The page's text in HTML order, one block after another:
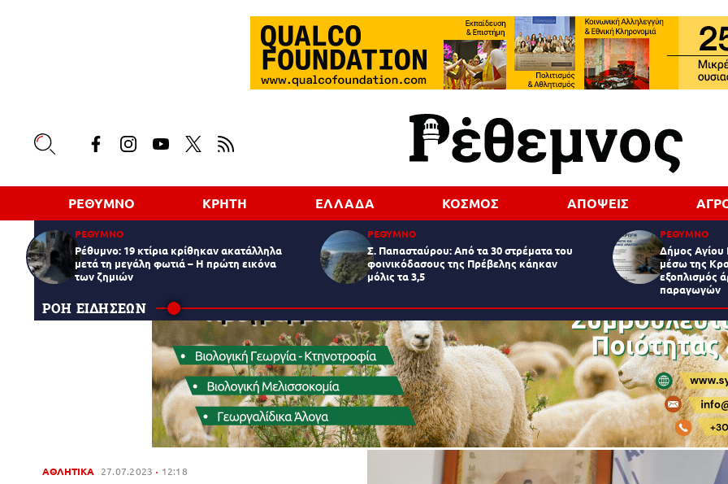
ΡΕΘΥΜΝΟ ΚΡΗΤΗ ΕΛΛΑΔΑ ΚΟΣΜΟΣ ΑΠΟΨΕΙΣ
ΡΕΘΥΜΝΟ
Ρέθυμνο: 19 κτίρια κρίθηκαν ακατάλληλα
μετά τη μεγάλη φωτιά – Η πρώτη εικόνα
των ζημιών
ΡΕΘΥΜΝΟ
Σ. Παπασταύρου: Από τα 30 στρέματα του
φοινικόδασους της Πρέβελης κάηκαν
μόλις τα 3,5
ΡΕΘΥΜΝΟ
Δήμος Αγίου
μέσω της
εξοπλισμός
παραγωγών
ΡΟΗ ΕΙΔΗΣΕΩΝ
ΑΘΛΗΤΙΚΑ 27.07.2023 12:18